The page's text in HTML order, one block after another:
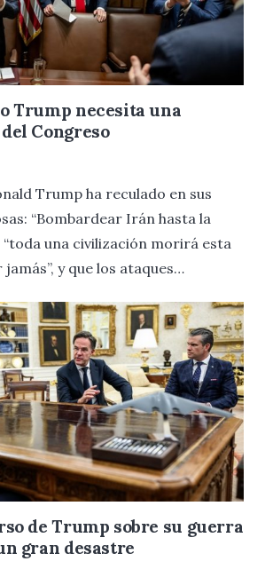
Trump necesita una
Congreso
Trump ha reculado en sus
“Bombardear Irán hasta la
“toda una civilización morirá esta
y que los ataques…
de Trump sobre su guerra
gran desastre